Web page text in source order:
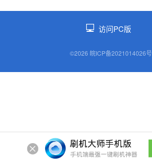
访问PC版
©2026 皖ICP备2021014026号